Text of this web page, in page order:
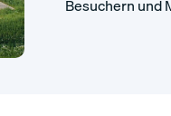
Besuchern und